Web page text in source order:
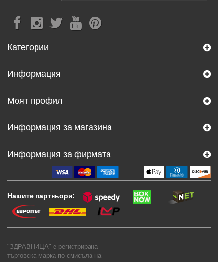
Категории
Информация
Моят профил
Информация за магазина
Информация за фирмата
Нашите партньори:
"ЗДРАВНИЦА" е регистрирана
търговска марка по смисъла на